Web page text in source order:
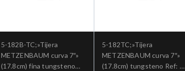
5-182B-TC;»Tijera
METZENBAUM curva 7″»
(17.8cm) fina tungsteno
5-182TC;»Tijera
METZENBAUM curva 7″»
(17.8cm) tungsteno Ref: 5-